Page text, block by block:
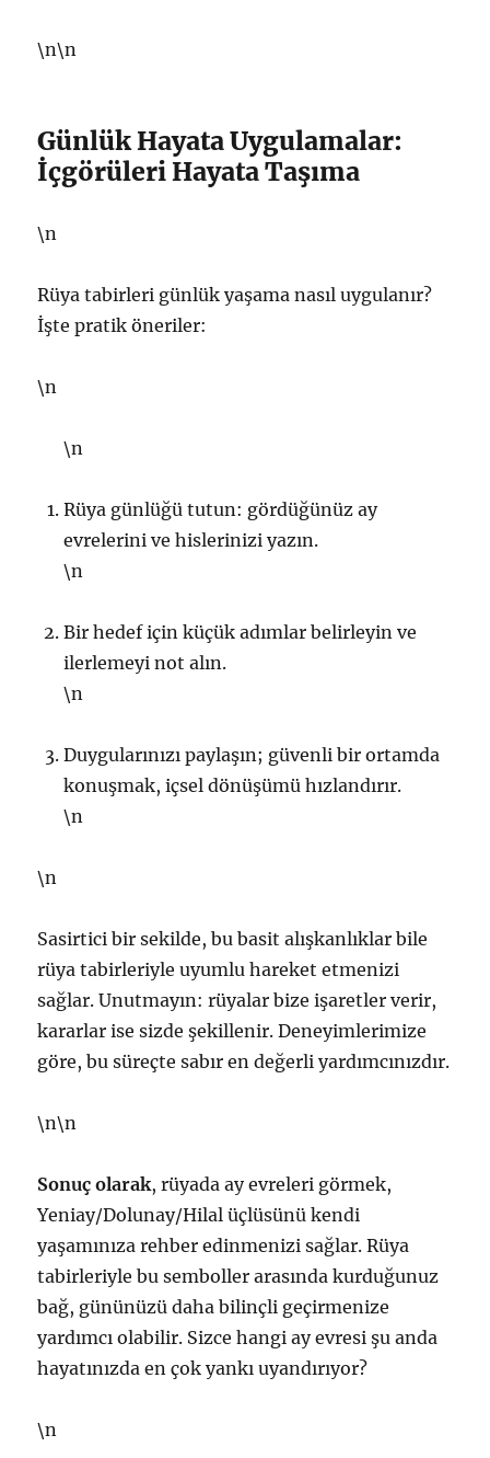
\n\n
Günlük Hayata Uygulamalar:
İçgörüleri Hayata Taşıma
\n
Rüya tabirleri günlük yaşama nasıl uygulanır?
İşte pratik öneriler:
\n
\n
Rüya günlüğü tutun: gördüğünüz ay
evrelerini ve hislerinizi yazın.
\n
Bir hedef için küçük adımlar belirleyin ve
ilerlemeyi not alın.
\n
Duygularınızı paylaşın; güvenli bir ortamda
konuşmak, içsel dönüşümü hızlandırır.
\n
\n
Sasirtici bir sekilde, bu basit alışkanlıklar bile
rüya tabirleriyle uyumlu hareket etmenizi
sağlar. Unutmayın: rüyalar bize işaretler verir,
kararlar ise sizde şekillenir. Deneyimlerimize
göre, bu süreçte sabır en değerli yardımcınızdır.
\n\n
Sonuç olarak, rüyada ay evreleri görmek,
Yeniay/Dolunay/Hilal üçlüsünü kendi
yaşamınıza rehber edinmenizi sağlar. Rüya
tabirleriyle bu semboller arasında kurduğunuz
bağ, gününüzü daha bilinçli geçirmenize
yardımcı olabilir. Sizce hangi ay evresi şu anda
hayatınızda en çok yankı uyandırıyor?
\n